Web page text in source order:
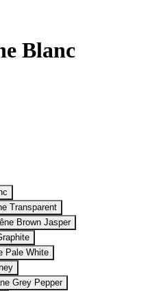
Blanc
Transparent
Brown Jasper
Pale White
Grey Pepper